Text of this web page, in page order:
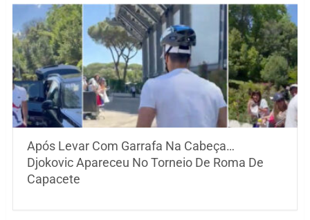
Após Levar Com Garrafa Na Cabeça…
Djokovic Apareceu No Torneio De Roma De
Capacete